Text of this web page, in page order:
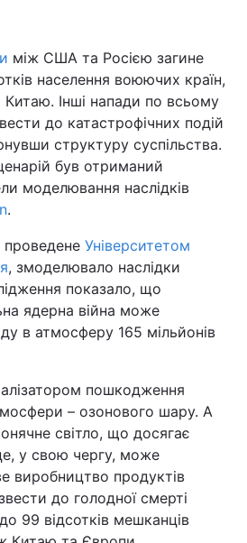
між США та Росією загине
населення воюючих країн,
Інші напади по всьому
до катастрофічних подій
структуру суспільства.
був отриманий
моделювання наслідків
.
Університетом
, змоделювало наслідки
показало, що
ядерна війна може
в атмосферу 165 мільйонів
пошкодження
– озонового шару. А
світло, що досягає
у свою чергу, може
виробництво продуктів
до голодної смерті
99 відсотків мешканців